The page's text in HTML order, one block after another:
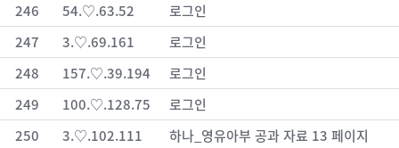
246
54.♡.63.52
로그인
247
3.♡.69.161
로그인
248
157.♡.39.194
로그인
249
100.♡.128.75
로그인
250
3.♡.102.111
하나_영유아부 공과 자료 13 페이지